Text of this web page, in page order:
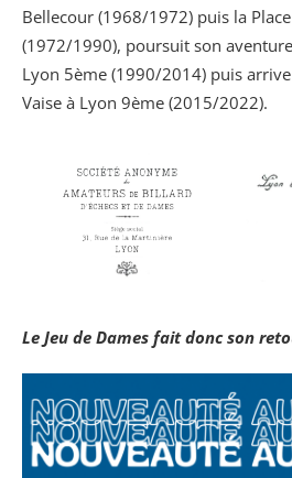
Bellecour (1968/1972) puis la
(1972/1990), poursuit son
Lyon 5ème (1990/2014) puis
Vaise à Lyon 9ème (2015/2022).
Le Jeu de Dames fait donc son